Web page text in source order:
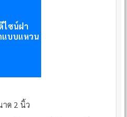
ไซน์ฝา
แบบแหวน
ด 2 นิ้ว